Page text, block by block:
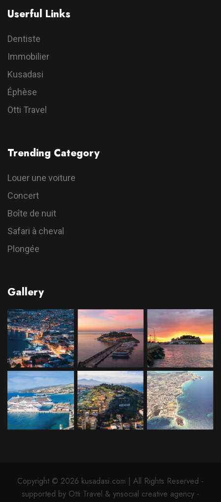
Userful Links
Dentiste
Immobilier
Kusadasi
Éphèse
Otti Travel
Trending Category
Louer une voiture
Concert
Boîte de nuit
Safari à cheval
Plongée
Gallery
Copyright © 2026 kusadasi.com | All Rights Reserved -
supported by Otti Travel & ynsocial creative agency -